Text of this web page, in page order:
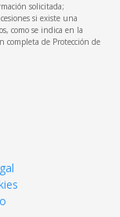
solicitada;
si existe una
como se indica en la
completa de Protección de